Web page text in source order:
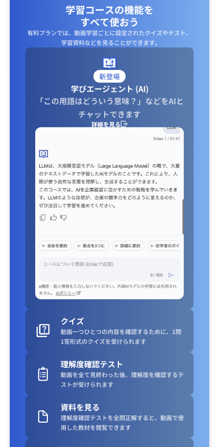
学習コースの機能を
すべて使おう
有料プランでは、動画学習ごとに設定されたクイズやテスト、
学習資料などを見ることができます｡
新登場
学びエージェント (AI)
「この用語はどういう意味？」などをAIと
チャットできます
詳細を見る
クイズ
動画一つひとつの内容を確認するために、1問
1答形式のクイズを受けられます
理解度確認テスト
動画を全て見終わった後、理解度を確認するテ
ストが受けられます
資料を見る
理解度確認テストを全問正解すると、動画で使
用した教材を閲覧できます